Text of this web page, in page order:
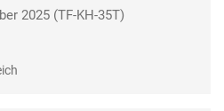
2025 (TF-KH-35T)